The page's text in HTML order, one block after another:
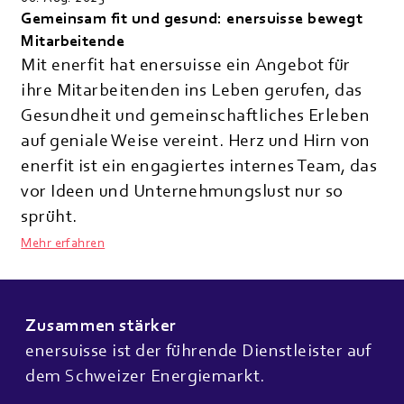
Gemeinsam fit und gesund: enersuisse bewegt
Mitarbeitende
Mit enerfit hat enersuisse ein Angebot für
ihre Mitarbeitenden ins Leben gerufen, das
Gesundheit und gemeinschaftliches Erleben
auf geniale Weise vereint. Herz und Hirn von
enerfit ist ein engagiertes internes Team, das
vor Ideen und Unternehmungslust nur so
sprüht.
Mehr erfahren
Zusammen stärker
enersuisse ist der führende Dienstleister auf
dem Schweizer Energiemarkt.